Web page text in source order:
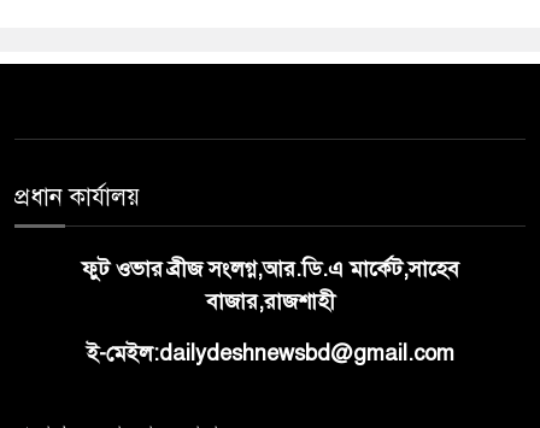
প্রধান কার্যালয়
ফুট ওভার ব্রীজ সংলগ্ন,আর.ডি.এ মার্কেট,সাহেব
বাজার,রাজশাহী
ই-মেইল:dailydeshnewsbd@gmail.com